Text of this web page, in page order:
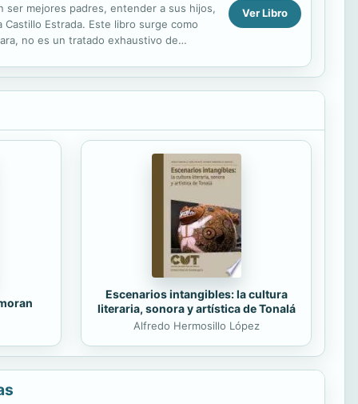
ser mejores padres, entender a sus hijos,
Estrada. Este libro surge como
no es un tratado exhaustivo de
Ver Libro
Escenarios intangibles: la cultura
literaria, sonora y artística de Tonalá
Alfredo Hermosillo López